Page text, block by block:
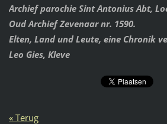
Archief parochie Sint Antonius Abt,
Oud Archief Zevenaar nr. 1590.
Elten, Land und Leute, eine Chronik
Leo Gies, Kleve
« Terug